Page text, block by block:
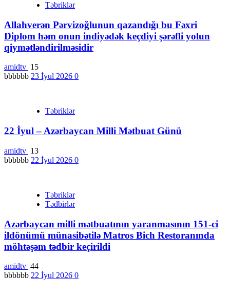
Təbriklər
Allahverən Pərvizoğlunun qazandığı bu Fəxri
Diplom həm onun indiyədək keçdiyi şərəfli yolun
qiymətləndirilməsidir
amidtv 15
bbbbbb 23 İyul 2026 0
Təbriklər
22 İyul – Azərbaycan Milli Mətbuat Günü
amidtv 13
bbbbbb 22 İyul 2026 0
Təbriklər
Tədbirlər
Azərbaycan milli mətbuatının yaranmasının 151-ci
ildönümü münasibətilə Matros Bich Restoranında
möhtəşəm tədbir keçirildi
amidtv 44
bbbbbb 22 İyul 2026 0